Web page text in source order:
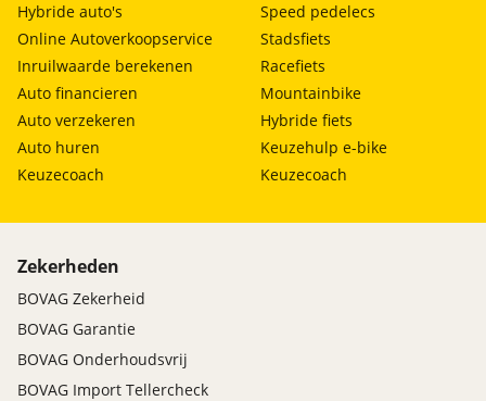
Hybride auto's
Online Autoverkoopservice
Inruilwaarde berekenen
Auto financieren
Auto verzekeren
Auto huren
Keuzecoach
Speed pedelecs
Stadsfiets
Racefiets
Mountainbike
Hybride fiets
Keuzehulp e-bike
Keuzecoach
Zekerheden
BOVAG Zekerheid
BOVAG Garantie
BOVAG Onderhoudsvrij
BOVAG Import Tellercheck